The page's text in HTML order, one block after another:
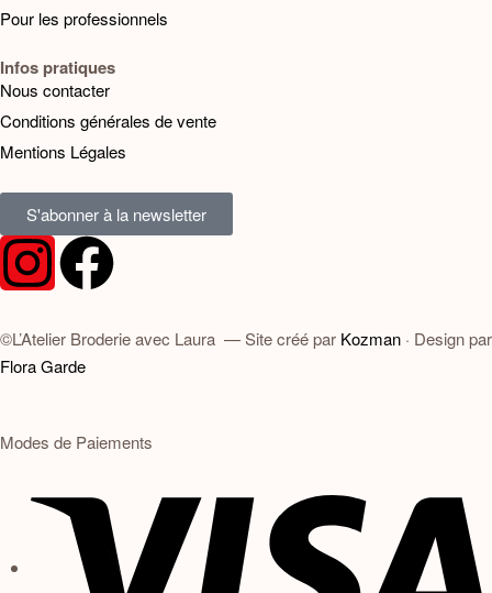
Pour les professionnels
Infos pratiques
Nous contacter
Conditions générales de vente
Mentions Légales
S'abonner à la newsletter
©L’Atelier Broderie avec Laura — Site créé par Kozman · Design par
Flora Garde
Modes de Paiements